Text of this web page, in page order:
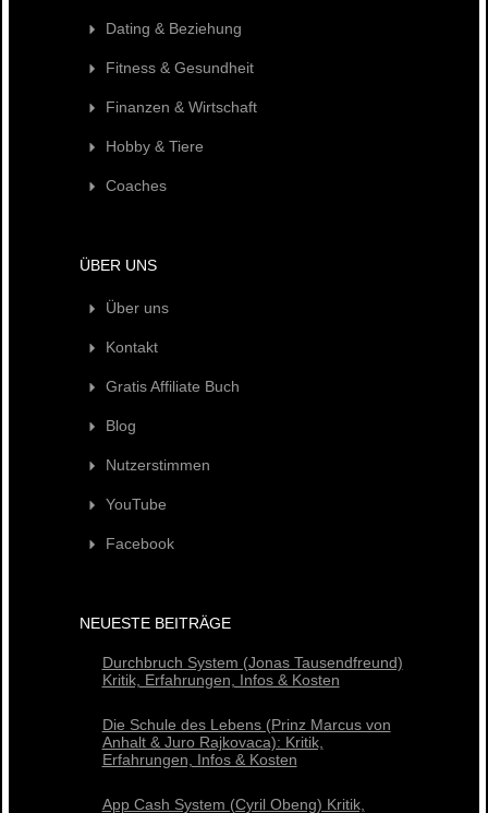
Dating & Beziehung
Fitness & Gesundheit
Finanzen & Wirtschaft
Hobby & Tiere
Coaches
ÜBER UNS
Über uns
Kontakt
Gratis Affiliate Buch
Blog
Nutzerstimmen
YouTube
Facebook
NEUESTE BEITRÄGE
Durchbruch System (Jonas Tausendfreund)
Kritik, Erfahrungen, Infos & Kosten
Die Schule des Lebens (Prinz Marcus von
Anhalt & Juro Rajkovaca): Kritik,
Erfahrungen, Infos & Kosten
App Cash System (Cyril Obeng) Kritik,